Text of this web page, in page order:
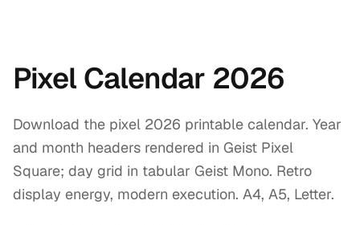
Pixel Calendar 2026
Download the pixel 2026 printable calendar. Year
and month headers rendered in Geist Pixel
Square; day grid in tabular Geist Mono. Retro
display energy, modern execution. A4, A5, Letter.